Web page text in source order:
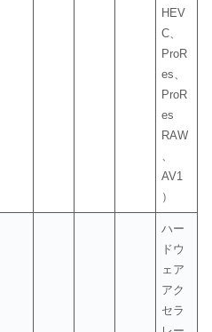
HEV
C、
ProR
es、
ProR
es
RAW
AV1
）
ハー
ドウ
ェア
アク
セラ